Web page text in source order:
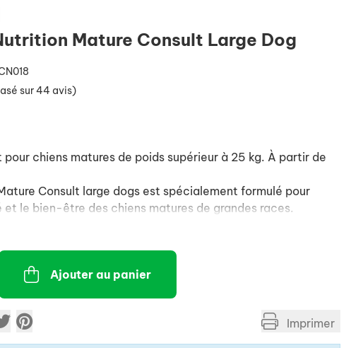
Mature Consult Large Dog
sur 44 avis)
chiens matures de poids supérieur à 25 kg. À partir de
Consult large dogs est spécialement formulé pour
et le bien-être des chiens matures de grandes races.
impact sur les principaux organes des chiens, notamment
adaptées qui aide à maintenir la qualité de vie des
équilibrée pour aider à préserver la masse
à la bonne santé des os et des articulations.
de la gamme vétérinaire ROYAL CANIN, ROYAL
Ajouter au panier
Imprimer